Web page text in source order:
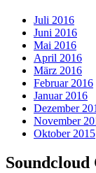
Juli 2016
Juni 2016
Mai 2016
April 2016
März 2016
Februar 2016
Januar 2016
Dezember
November
Oktober 2015
Soundcloud